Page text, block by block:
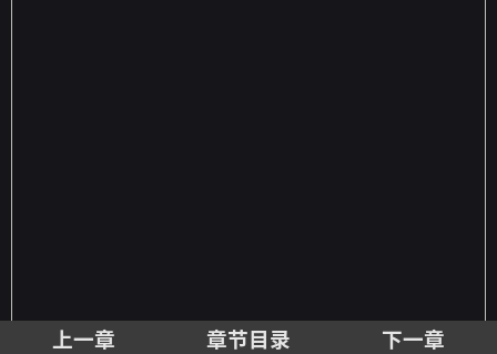
上一章 章节目录 下一章